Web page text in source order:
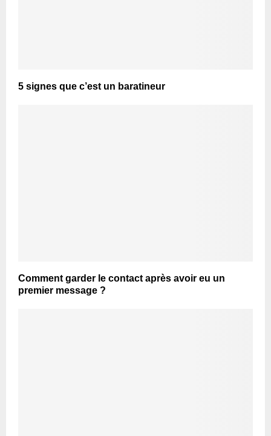
5 signes que c’est un baratineur
Comment garder le contact après avoir eu un
premier message ?